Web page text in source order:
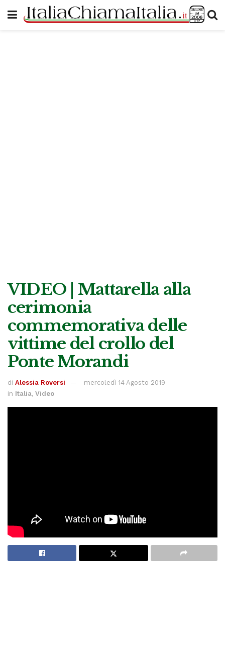
VIDEO | Mattarella alla
cerimonia
commemorativa delle
vittime del crollo del
Ponte Morandi
di Alessia Roversi
mercoledì 14 Agosto 2019
in Italia, Video